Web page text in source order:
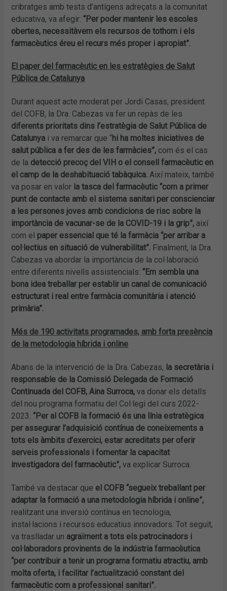
cribratges amb tests d’antígens adreçats a la comunitat
educativa, va afegir: “Per poder mantenir les escoles
obertes, necessitàvem els recursos de tothom i els
farmacèutics éreu el recurs més proper i apropiat”.
El paper del farmacèutic en les estratègies de Salut
Pública de Catalunya
Durant aquest acte moderat per Jordi Casas, president
del COFB, la Dra. Cabezas va fer un repàs de les
diferents prioritats dins l’estratègia de Salut Pública de
Catalunya i va remarcar que “hi ha moltes iniciatives de
salut pública a fer des de les farmàcies”, com és el cas
de la detecció precoç del VIH o el consell farmacèutic en
el camp de la deshabituació tabàquica.Així mateix, també
va posar en valor la tasca del farmacèutic “com a primer
punt de contacte amb el sistema sanitari per conscienciar
a les persones joves amb condicions de risc sobre la
importància de vacunar-se de la COVID-19 i la grip”, així
com el paper essencial que té la farmàcia “per arribar a
col·lectius en situació de vulnerabilitat”. Finalment, la Dra.
Cabezas va abordar la importància de la col·laboració
entre diferents nivells assistencials: “Em sembla una
bona idea treballar per establir un canal de comunicació
estructurat i real entre farmàcia comunitària i atenció
primària”.
Més de 190 activitats programades, amb forta presència
de la metodologia híbrida i online
Abans de la intervenció de la Dra. Cabezas, la secretària i
responsable de la Comissió Delegada de Formació
Continuada del COFB, Aina Surroca, va donar els detalls
del nou programa formatiu del Col·legi del curs 2022-
2023. “Per al COFB la formació és una línia estratègica
per assegurar l’adquisició contínua de coneixements a
tots els àmbits d’exercici, estar acreditats per oferir
serveis professionals i fomentar la capacitat
investigadora del farmacèutic”,va explicar Surroca.
També va destacar que el COFB “segueix treballant per
adaptar la formació a una metodologia híbrida i online”,
realitzant una inversió contínua en tecnologia,
instal·lacions i recursos educatius innovadors. Tot seguit,
va traslladar un agraïment a tots els patrocinadors i
col·laboradors provinents de la indústria farmacèutica
“per contribuir a tenir un programa formatiu atractiu, amb
molta oferta, i facilitar l’actualització constant del
farmacèutic com a professional sanitari”.